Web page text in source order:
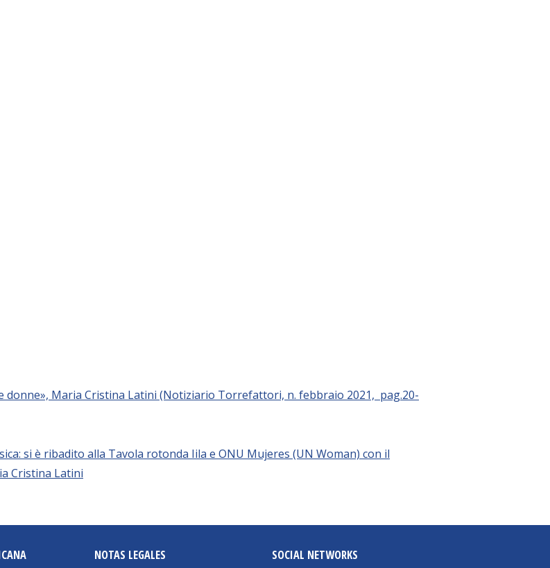
donne», Maria Cristina Latini (Notiziario Torrefattori, n. febbraio 2021, pag.20-
si è ribadito alla Tavola rotonda Iila e ONU Mujeres (UN Woman) con il
Cristina Latini
NOTAS LEGALES SOCIAL NETWORKS